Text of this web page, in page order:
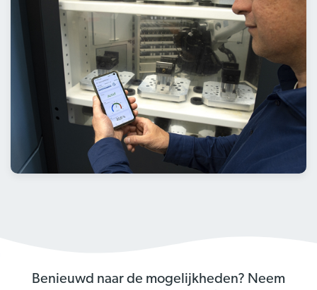
Benieuwd naar de mogelijkheden? Neem